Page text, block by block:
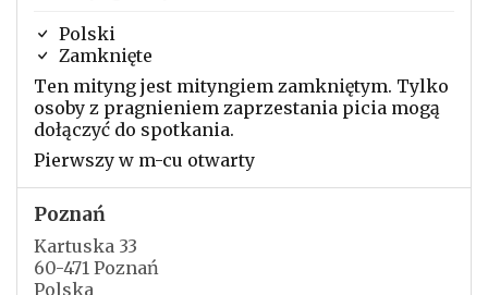
Polski
Zamknięte
Ten mityng jest mityngiem zamkniętym. Tylko
osoby z pragnieniem zaprzestania picia mogą
dołączyć do spotkania.
Pierwszy w m-cu otwarty
Poznań
Kartuska 33
60-471 Poznań
Polska